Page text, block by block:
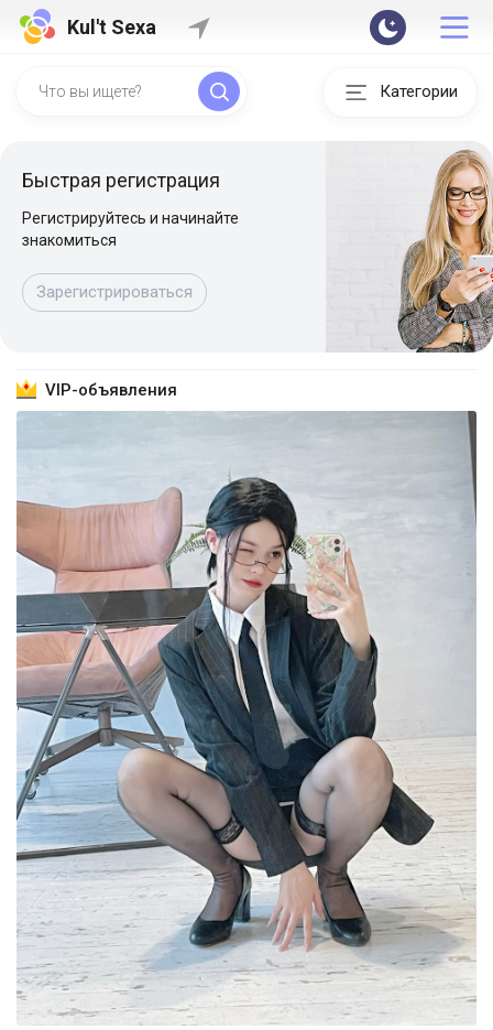
Kul't Sexa
Категории
Быстрая регистрация
Регистрируйтесь и начинайте
знакомиться
Зарегистрироваться
VIP-объявления